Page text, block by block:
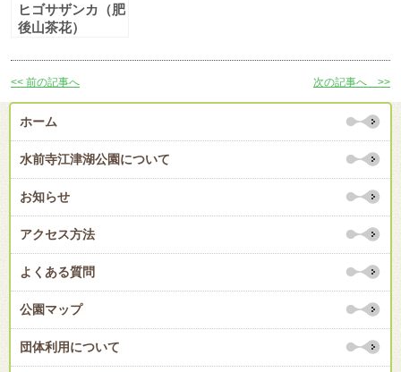
ヒゴサザンカ（肥
後山茶花）
<< 前の記事へ 次の記事へ >>
ホーム
水前寺江津湖公園について
お知らせ
アクセス方法
よくある質問
公園マップ
団体利用について